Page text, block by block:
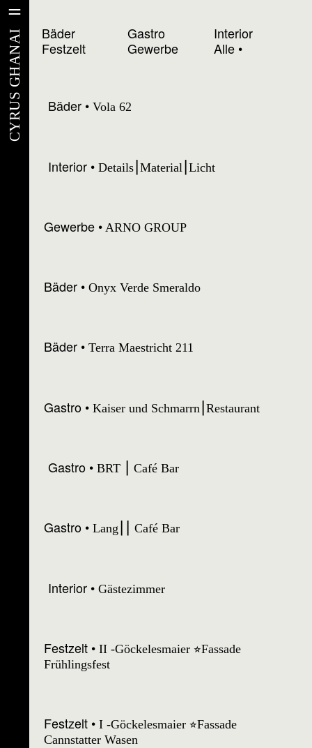
CYRUS GHANAI
Bäder
Festzelt
Gastro
Gewerbe
Interior
Alle
Bäder Vola 62
Interior Details⎮Material⎮Licht
Gewerbe ARNO GROUP
Bäder Onyx Verde Smeraldo
Bäder Terra Maestricht 211
Gastro Kaiser und Schmarrn⎮Restaurant
Gastro BRT ⎮ Café Bar
Gastro Lang⎮⎮ Café Bar
Interior Gästezimmer
Festzelt
II -Göckelesmaier ⭐︎Fassade
Frühlingsfest
Festzelt
I -Göckelesmaier ⭐︎Fassade
Cannstatter Wasen